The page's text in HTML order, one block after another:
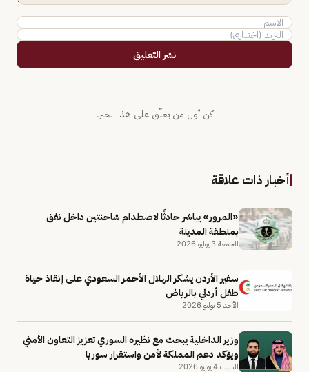
نشر التعليق
كن أول من يعلّق على هذا الخبر.
أخبار ذات علاقة
«المرور» يباشر حادثًا لاصطدام شاحنتين داخل نفق
بمنطقة المدينة
الجمعة 3 يوليو 2026
سفير الأردن يشكر الهلال الأحمر السعودي على إنقاذ حياة
طفل أردني بالرياض
الأحد 5 يوليو 2026
وزير الداخلية يبحث مع نظيره السوري تعزيز التعاون الأمني
ويؤكد دعم المملكة لأمن واستقرار سوريا
السبت 4 يوليو 2026